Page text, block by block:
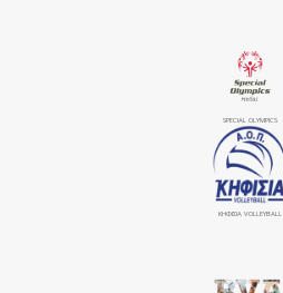
SPECIAL OLYMPICS
ΚΗΦΙΣΙΆ VOLLEYBALL